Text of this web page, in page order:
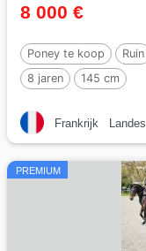
8 000 €
Poney te koop Ruin
8 jaren
145 cm
Frankrijk Landes
PREMIUM